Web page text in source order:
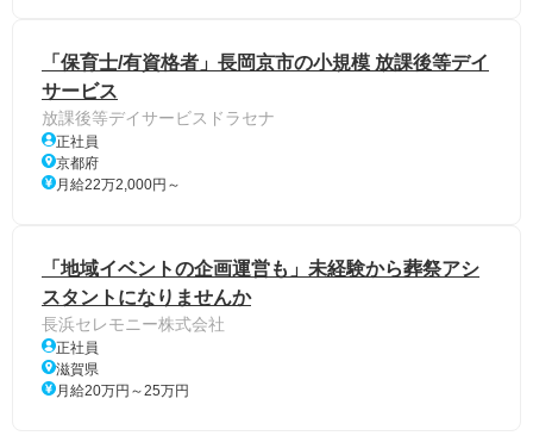
「保育士/有資格者」長岡京市の小規模 放課後等デイ
サービス
放課後等デイサービスドラセナ
正社員
京都府
月給22万2,000円～
「地域イベントの企画運営も」未経験から葬祭アシ
スタントになりませんか
長浜セレモニー株式会社
正社員
滋賀県
月給20万円～25万円